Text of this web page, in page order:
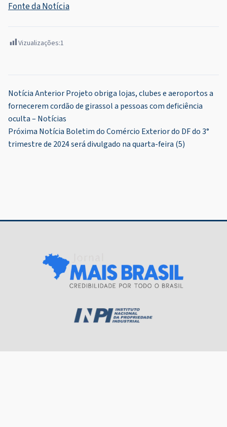
Fonte da Notícia
Vizualizações:1
Navegação
de
Post
Notícia AnteriorProjeto obriga lojas, clubes e aeroportos a
fornecerem cordão de girassol a pessoas com deficiência
oculta – Notícias
Próxima Notícia Boletim do Comércio Exterior do DF do 3°
trimestre de 2024 será divulgado na quarta-feira (5)